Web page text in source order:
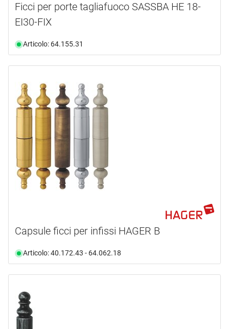
Ficci per porte tagliafuoco SASSBA HE 18-
EI30-FIX
Articolo: 64.155.31
Capsule ficci per infissi HAGER B
Articolo: 40.172.43 - 64.062.18